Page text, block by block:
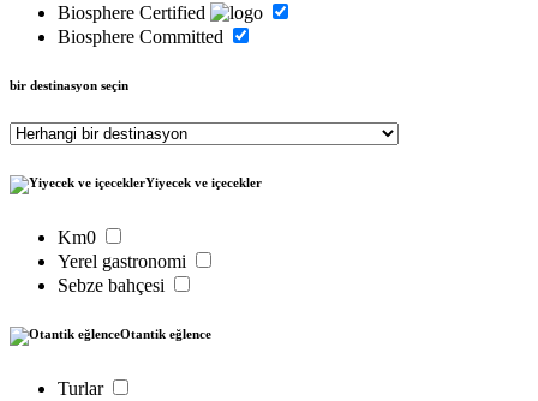
Biosphere Certified
Biosphere Committed
bir destinasyon seçin
Yiyecek ve içecekler
Km0
Yerel gastronomi
Sebze bahçesi
Otantik eğlence
Turlar